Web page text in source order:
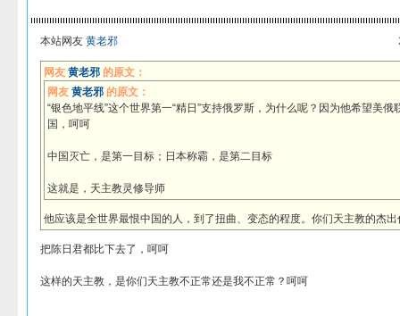
本站网友 黄老邪
网友 黄老邪的原文：
网友 黄老邪的原文：
“银色地平线”这个世界第一“精日”支持俄罗斯，为什么呢？因为他希望美
国，呵呵
中国灭亡，是第一目标；日本称霸，是第二目标
这就是，天主教灵修导师
他应该是全世界最恨中国的人，到了扭曲、变态的程度。你们天主教的杰出
把陈日君都比下去了，呵呵
这样的天主教，是你们天主教不正常还是我不正常？呵呵